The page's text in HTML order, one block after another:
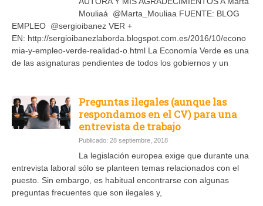
Mouliaá @Marta_Mouliaa FUENTE: BLOG
EMPLEO @sergioibanez VER +
EN: http://sergioibanezlaborda.blogspot.com.es/2016/10/econo
mia-y-empleo-verde-realidad-o.html La Economía Verde es una
de las asignaturas pendientes de todos los gobiernos y un
Preguntas ilegales (aunque las
respondamos en el CV) para una
entrevista de trabajo
Publicado: 28 septiembre, 2018
La legislación europea exige que durante una
entrevista laboral sólo se planteen temas relacionados con el
puesto. Sin embargo, es habitual encontrarse con algunas
preguntas frecuentes que son ilegales y,